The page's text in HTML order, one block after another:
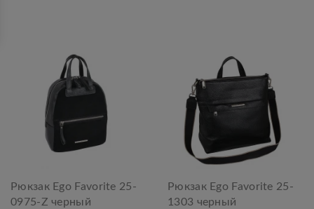
Рюкзак Ego Favorite 25-
0975-Z черный
Рюкзак Ego Favorite 25-
1303 черный